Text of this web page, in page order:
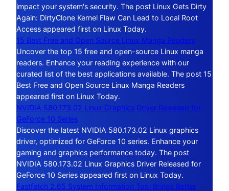
impact your system's security. The post Linux Gets Dirty
Again: DirtyClone Kernel Flaw Can Lead to Local Root
Access appeared first on Linux Today.
15 Best Free and Open Source Linux Manga Readers
Uncover the top 15 free and open-source Linux manga
readers. Enhance your reading experience with our
curated list of the best applications available. The post 15
Best Free and Open Source Linux Manga Readers
appeared first on Linux Today.
NVIDIA 580.173.02 Linux Graphics Driver Released for
GeForce 10 Series
Discover the latest NVIDIA 580.173.02 Linux graphics
driver, optimized for GeForce 10 series. Enhance your
gaming and graphics performance today. The post
NVIDIA 580.173.02 Linux Graphics Driver Released for
GeForce 10 Series appeared first on Linux Today.
Fastfetch 2.65 System Information Tool Brings Better